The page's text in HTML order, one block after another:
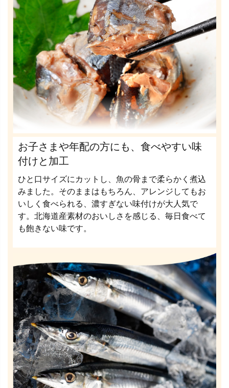
お子さまや年配の方にも、食べやすい味
付けと加工
ひと口サイズにカットし、魚の骨まで柔らかく煮込
みました。そのままはもちろん、アレンジしてもお
いしく食べられる、濃すぎない味付けが大人気で
す。北海道産素材のおいしさを感じる、毎日食べて
も飽きない味です。